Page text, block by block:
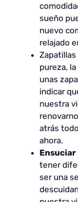
sueño
nuevo
relajado
pureza,
unas
indicar
nuestra
atrás
ahora.
tener
ser una